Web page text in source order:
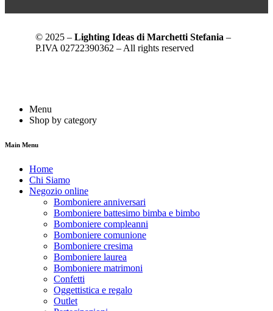
© 2025 – Lighting Ideas di Marchetti Stefania –
P.IVA 02722390362 – All rights reserved
Menu
Shop by category
Main Menu
Home
Chi Siamo
Negozio online
Bomboniere anniversari
Bomboniere battesimo bimba e bimbo
Bomboniere compleanni
Bomboniere comunione
Bomboniere cresima
Bomboniere laurea
Bomboniere matrimoni
Confetti
Oggettistica e regalo
Outlet